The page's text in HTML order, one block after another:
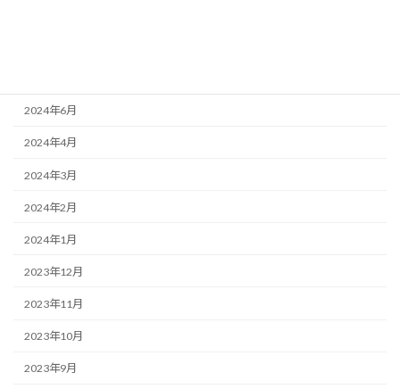
2024年6月
2024年4月
2024年3月
2024年2月
2024年1月
2023年12月
2023年11月
2023年10月
2023年9月